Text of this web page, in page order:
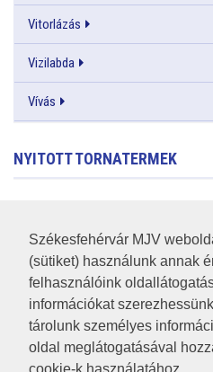
Székesfehérvár MJV
(sütiket) használunk annak
felhasználóink
információkat
tárolunk személyes
oldal meglátogatásával
Vitorlázás
Vizilabda
Vívás
NYITOTT TORNATERMEK
RSS
A HONLAP 2017.03.31-I
JOGI NYILATKOZAT
IMPRESSZUM